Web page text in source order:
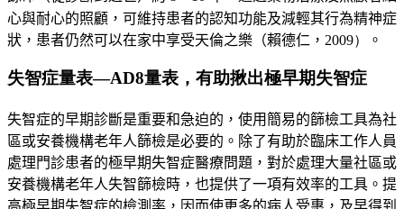
心與耐心的照顧，可維持患者的認知功能及減輕其行為精神症
狀，患者仍然可以在家中享受天倫之樂（賴德仁， 2009） 。
失智症量表—AD­8量表，有助揪出極早期失智症
失智症的早期診斷是重要和急迫的，使用簡易的篩檢工具為社
區或安養機構老年人篩檢是必要的。除了有助於臨床工作人員
處理門診患者的極早期失智症醫療問題，對於處理大量社區或
安養機構老年人失智篩檢時，也提供了一項有效率的工具。提
高極早期失智症的檢測率，因而使更多的病人受惠，及早得到